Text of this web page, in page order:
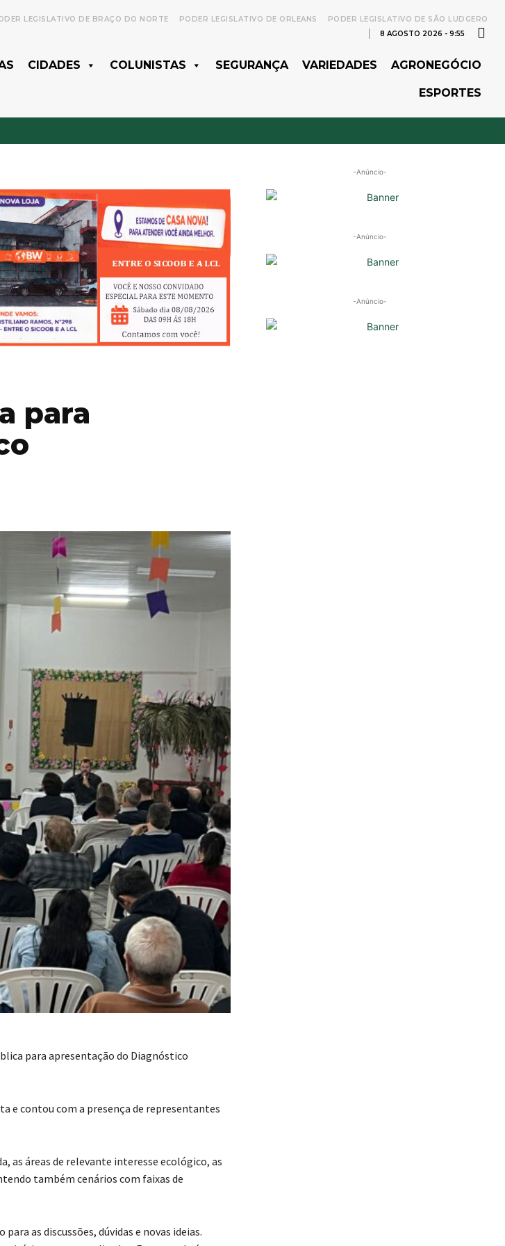
LEGISLATIVO DE BRAÇO DO NORTE PODER LEGISLATIVO DE ORLEANS
PODER LEGISLATIVO DE SÃO LUDGERO
8 AGOSTO 2026 - 9:55
CIDADES COLUNISTAS SEGURANÇA VARIEDADES AGRONEGÓCIO
ESPORTES
para
para apresentação do Diagnóstico
e contou com a presença de representantes
as áreas de relevante interesse ecológico, as
também cenários com faixas de
as discussões, dúvidas e novas ideias.
-Anúncio-
-Anúncio-
-Anúncio-